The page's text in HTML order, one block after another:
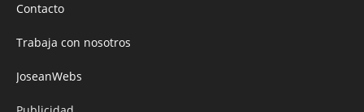
Contacto
Trabaja con nosotros
JoseanWebs